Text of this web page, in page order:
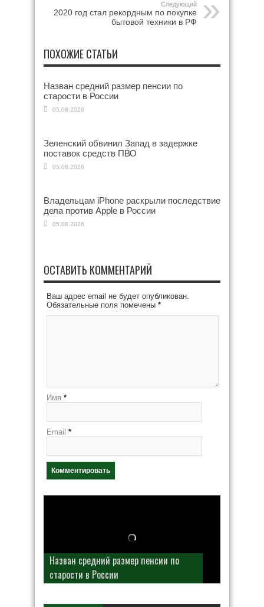
Следующий
2020 год стал рекордным по покупке
бытовой техники в РФ
ПОХОЖИЕ СТАТЬИ
Назван средний размер пенсии по
старости в России
05.08.2026
Зеленский обвинил Запад в задержке
поставок средств ПВО
05.08.2026
Владельцам iPhone раскрыли последствие
дела против Apple в России
05.08.2026
ОСТАВИТЬ КОММЕНТАРИЙ
Ваш адрес email не будет опубликован.
Обязательные поля помечены *
Имя *
Email *
Назван средний размер пенсии по
старости в России